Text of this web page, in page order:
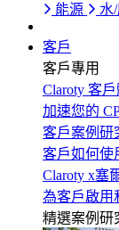
能源
水
客戶
客戶專用
Claroty 客
加速您的
客戶案例研
客戶如何使
Claroty x塞
為客戶啟用
精選案例研